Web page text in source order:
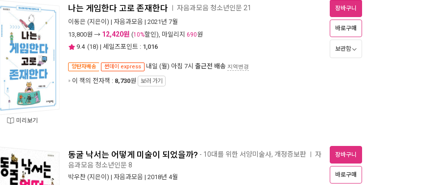
미리보기
나는 게임한다 고로 존재한다 자음과모음 청소년인문 21
이동은 (지은이) | 자음과모음 | 2021년 7월
13,800원 → 12,420원 (10%할인), 마일리지 690원
9.4 (18) | 세일즈포인트 : 1,016
양탄자배송 썬데이 express 내일 (월) 아침 7시 출근전 배송 지역변경
이 책의 전자책 : 8,730원 보러 가기
장바구니
바로구매
보관함
동굴 낙서는 어떻게 미술이 되었을까? - 10대를 위한 서양미술사, 개정증보판 자
음과모음 청소년인문 8
박우찬 (지은이) | 자음과모음 | 2018년 4월
장바구니
바로구매